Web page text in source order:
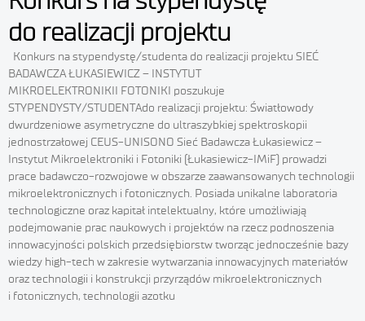
W ramach naszej witryny stosujemy pliki cookies w celu
Państwu usług na najwyższym poziomie, w tym w sposób
dostosowany do indywidualnych potrzeb. Korzystanie z
zmiany ustawień dotyczących cookies oznacza, że pliki
do realizacji projektu
Konkurs na stypendystę/studenta do realizacji projektu SIEĆ
BADAWCZA ŁUKASIEWICZ – INSTYTUT
MIKROELEKTRONIKII FOTONIKI poszukuje
STYPENDYSTY/STUDENTAdo realizacji projektu: Światłowody
dwurdzeniowe asymetryczne do ultraszybkiej spektroskopii
jednostrzałowej CEUS-UNISONO Sieć Badawcza Łukasiewicz –
Instytut Mikroelektroniki i Fotoniki (Łukasiewicz-IMiF) prowadzi
prace badawczo-rozwojowe w obszarze zaawansowanych technologii
mikroelektronicznych i fotonicznych. Posiada unikalne laboratoria
technologiczne oraz kapitał intelektualny, które umożliwiają
podejmowanie prac naukowych i projektów na rzecz podnoszenia
innowacyjności polskich przedsiębiorstw tworząc jednocześnie bazy
wiedzy high-tech w zakresie wytwarzania innowacyjnych materiałów
oraz technologii i konstrukcji przyrządów mikroelektronicznych
i fotonicznych, technologii azotku